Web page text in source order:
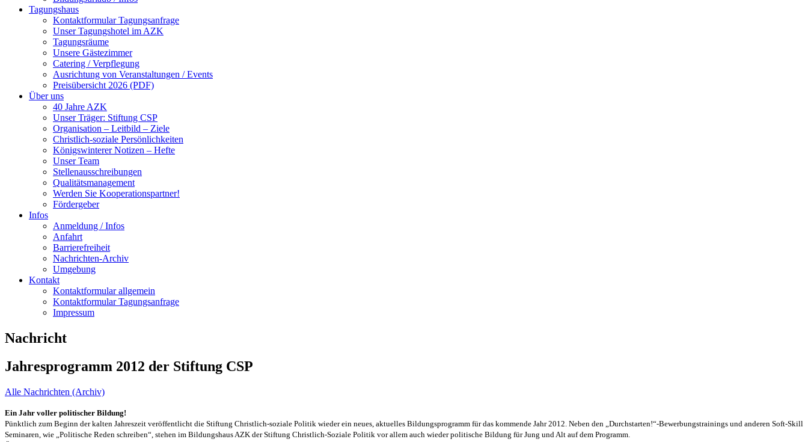
Tagungshaus
Kontaktformular Tagungsanfrage
Unser Tagungshotel im AZK
Tagungsräume
Unsere Gästezimmer
Catering / Verpflegung
Ausrichtung von Veranstaltungen / Events
Preisübersicht 2026 (PDF)
Über uns
40 Jahre AZK
Unser Träger: Stiftung CSP
Organisation – Leitbild – Ziele
Christlich-soziale Persönlichkeiten
Königswinterer Notizen – Hefte
Unser Team
Stellenausschreibungen
Qualitätsmanagement
Werden Sie Kooperationspartner!
Fördergeber
Infos
Anmeldung / Infos
Anfahrt
Barrierefreiheit
Nachrichten-Archiv
Umgebung
Kontakt
Kontaktformular allgemein
Kontaktformular Tagungsanfrage
Impressum
Nachricht
Jahresprogramm 2012 der Stiftung CSP
Alle Nachrichten (Archiv)
Ein Jahr voller politischer Bildung!
Pünktlich zum Beginn der kalten Jahreszeit veröffentlicht die Stiftung Christlich-soziale Politik wieder ein neues, aktuelles Bildungsprogramm für das kommende Jahr 2012. Neben den „Durchstarten!“-Bewerbungstrainings und anderen Soft-Skill
Seminaren, wie „Politische Reden schreiben“, stehen im Bildungshaus AZK der Stiftung Christlich-Soziale Politik vor allem auch wieder politische Bildung für Jung und Alt auf dem Programm.